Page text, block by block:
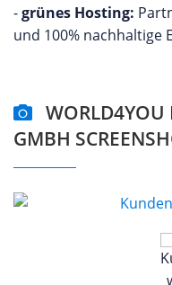
-grünes Hosting:
und 100% nachhaltige
WORLD4YOU
GMBH